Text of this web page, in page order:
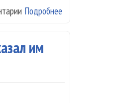
Подробнее
им